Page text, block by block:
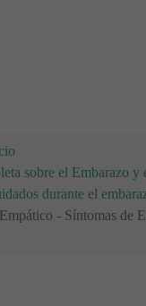
sobre el Embarazo y
durante el
- Síntomas de